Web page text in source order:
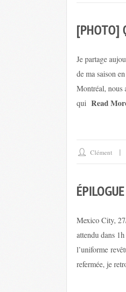
[PHOTO]
Je partage
de ma saison
Montréal, nous
qui Read
Clément
Mexico City,
attendu dans
l’uniforme
refermée, je